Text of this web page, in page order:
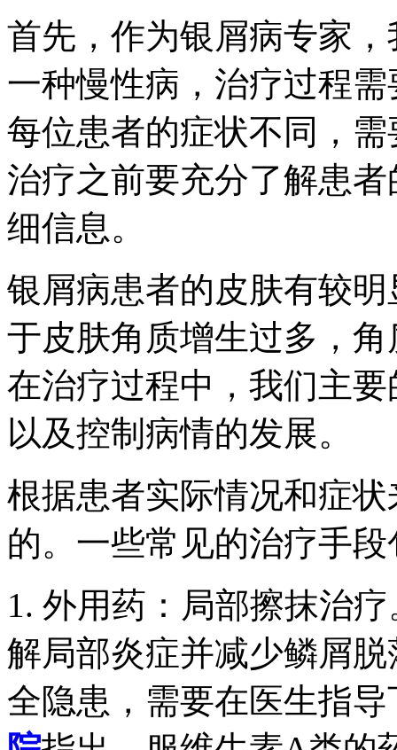
首先，作为银屑病专家
一种慢性病，治疗过程
每位患者的症状不同，
治疗之前要充分了解患
细信息。
银屑病患者的皮肤有较
于皮肤角质增生过多，
在治疗过程中，我们主
以及控制病情的发展。
根据患者实际情况和症
的。一些常见的治疗手段
1. 外用药：局部擦抹治
解局部炎症并减少鳞屑
全隐患，需要在医生指